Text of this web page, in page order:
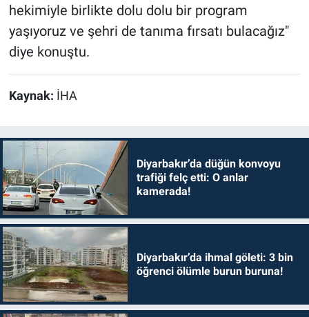
hekimiyle birlikte dolu dolu bir program
yaşıyoruz ve şehri de tanıma fırsatı bulacağız"
diye konuştu.
Kaynak: İHA
Diyarbakır’da düğün konvoyu
trafiği felç etti: O anlar
kamerada!
Diyarbakır’da ihmal göleti: 3 bin
öğrenci ölümle burun buruna!